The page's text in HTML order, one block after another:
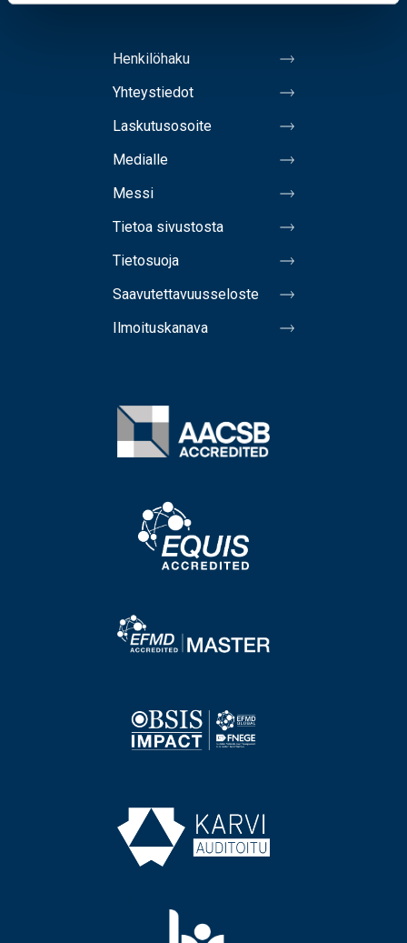
Henkilöhaku
Yhteystiedot
Laskutusosoite
Medialle
Messi
Tietoa sivustosta
Tietosuoja
Saavutettavuusseloste
Ilmoituskanava
Image
Image
Image
Image
Image
Image